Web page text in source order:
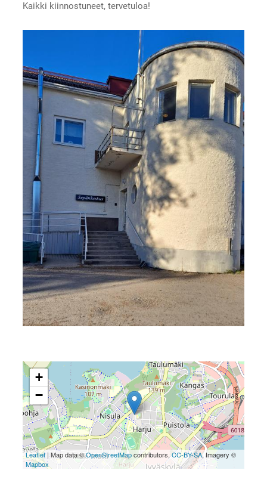
Kaikki kiinnostuneet, tervetuloa!
+
−
Leaflet| Map data ©OpenStreetMapcontributors,CC-BY-SA, Imagery ©
Mapbox